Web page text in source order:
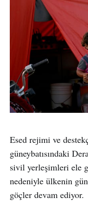
Esed rejimi ve
güneybatısındaki
sivil yerleşimleri ele
nedeniyle ülkenin
göçler devam ediyor.